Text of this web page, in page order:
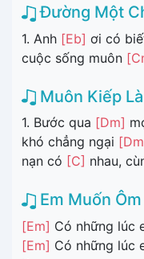
Đường Một
1. Anh [Eb] ơi có
cuộc sống muôn
Muôn Kiếp
1. Bước qua [Dm]
khó chẳng ngại
nạn có [C] nhau,
Em Muốn
[Em] Có những lúc
[Em] Có những lúc